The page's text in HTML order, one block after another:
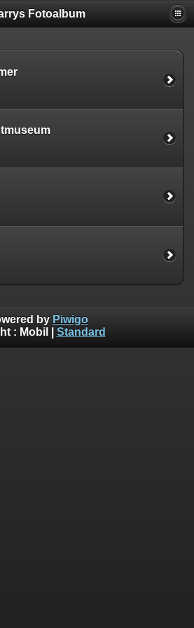
Fotoalbum
by Piwigo
: Mobil Standard